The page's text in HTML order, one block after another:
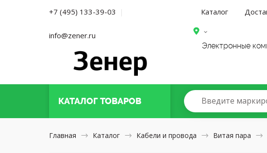
+7 (495) 133-39-03 |
info@zener.ru
Каталог
Электронные
КАТАЛОГТОВАРОВ Введите
Главная Каталог Кабели и провода Витая пара